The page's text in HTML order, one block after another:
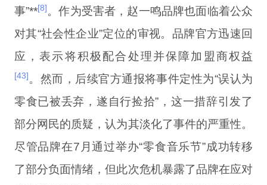
事”**[8]。作为受害者，赵一鸣品牌也面临着公众
对其“社会性企业”定位的审视。品牌官方迅速回
应，表示将积极配合处理并保障加盟商权益
[43]。然而，后续官方通报将事件定性为“误认为
零食已被丢弃，遂自行捡拾”，这一措辞引发了
部分网民的质疑，认为其淡化了事件的严重性。
尽管品牌在7月通过举办“零食音乐节”成功转移
了部分负面情绪，但此次危机暴露了品牌在应对